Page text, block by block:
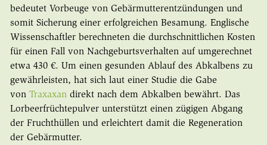
bedeutet Vorbeuge von Gebärmutterentzündungen und
somit Sicherung einer erfolgreichen Besamung. Englische
Wissenschaftler berechneten die durchschnittlichen Kosten
für einen Fall von Nachgeburtsverhalten auf umgerechnet
etwa 430 €. Um einen gesunden Ablauf des Abkalbens zu
gewährleisten, hat sich laut einer Studie die Gabe
von Traxaxandirekt nach dem Abkalben bewährt. Das
Lorbeerfrüchtepulver unterstützt einen zügigen Abgang
der Fruchthüllen und erleichtert damit die Regeneration
der Gebärmutter.